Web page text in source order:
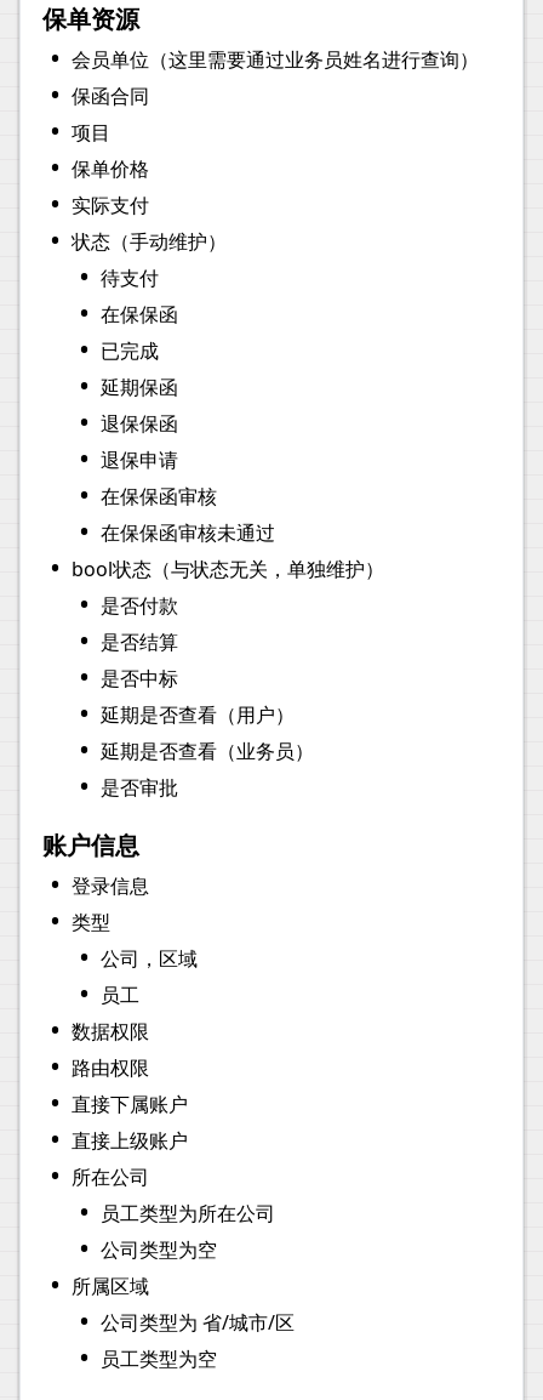
保单资源
• 会员单位（这里需要通过业务员姓名进行查询）
• 保函合同
• 项目
• 保单价格
• 实际支付
• 状态（手动维护）
• 待支付
• 在保保函
• 已完成
• 延期保函
• 退保保函
• 退保申请
• 在保保函审核
• 在保保函审核未通过
• bool状态（与状态无关，单独维护）
• 是否付款
• 是否结算
• 是否中标
• 延期是否查看（用户）
• 延期是否查看（业务员）
• 是否审批
账户信息
• 登录信息
• 类型
• 公司，区域
• 员工
• 数据权限
• 路由权限
• 直接下属账户
• 直接上级账户
• 所在公司
• 员工类型为所在公司
• 公司类型为空
• 所属区域
• 公司类型为 省/城市/区
• 员工类型为空